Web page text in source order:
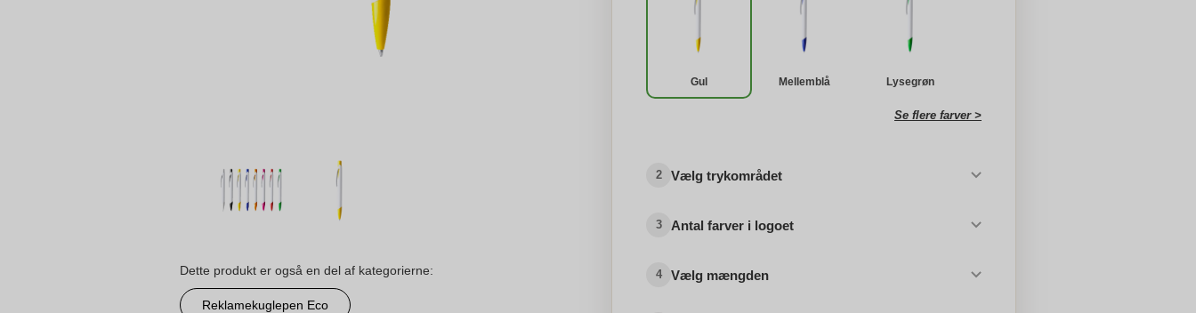
Dette produkt er også en del af kategorierne:
Reklamekuglepen Eco
Gul Mellemblå Lysegrøn
Se flere farver >
2 Vælg trykområdet
3 Antal farver i logoet
4 Vælg mængden